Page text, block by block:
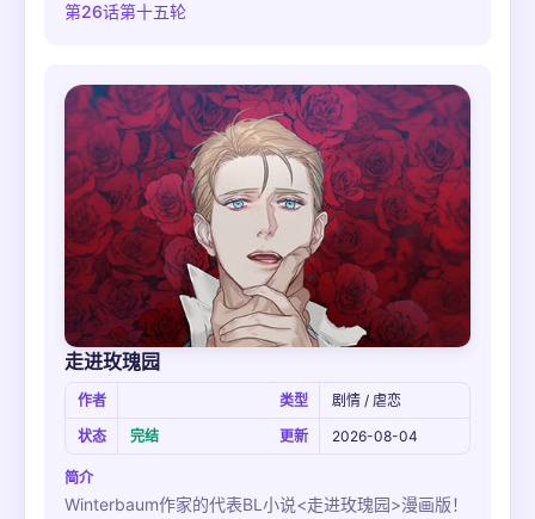
了他的随行秘书。但是，海洛渐渐开始对海莱伊斯，这
第26话第十五轮
走进玫瑰园
作者 类型
剧情 / 虐恋
状态
完结 更新 2026-08-04
简介
Winterbaum作家的代表BL小说<走进玫瑰园>漫画版！